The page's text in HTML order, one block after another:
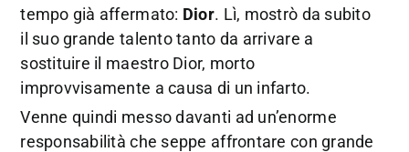
tempo già affermato: Dior. Lì, mostrò da subito
il suo grande talento tanto da arrivare a
sostituire il maestro Dior, morto
improvvisamente a causa di un infarto.
Venne quindi messo davanti ad un’enorme
responsabilità che seppe affrontare con grande